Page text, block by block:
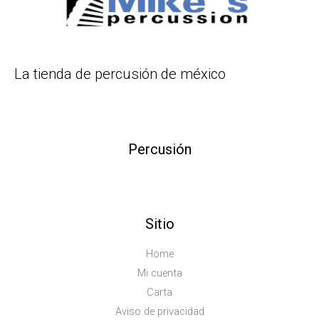
La tienda de percusión de méxico
Percusión
Sitio
Home
Mi cuenta
Carta
Aviso de privacidad